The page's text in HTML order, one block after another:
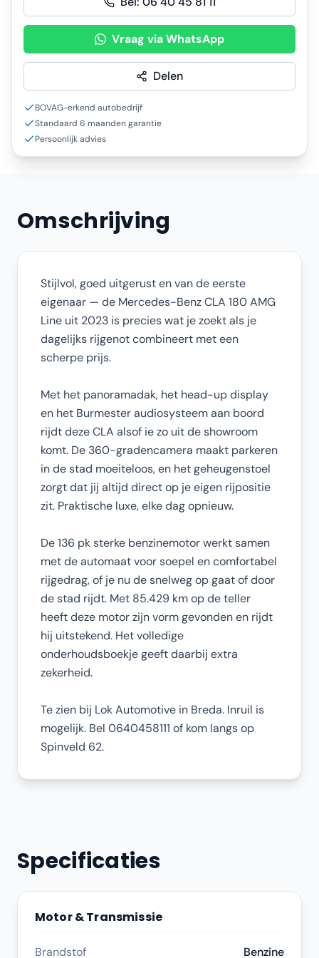
Vraag via WhatsApp
Delen
BOVAG-erkend autobedrijf
Standaard 6 maanden garantie
Persoonlijk advies
Omschrijving
Stijlvol, goed uitgerust en van de eerste
eigenaar — de Mercedes-Benz CLA 180 AMG
Line uit 2023 is precies wat je zoekt als je
dagelijks rijgenot combineert met een
scherpe prijs.
Met het panoramadak, het head-up display
en het Burmester audiosysteem aan boord
rijdt deze CLA alsof ie zo uit de showroom
komt. De 360-gradencamera maakt parkeren
in de stad moeiteloos, en het geheugenstoel
zorgt dat jij altijd direct op je eigen rijpositie
zit. Praktische luxe, elke dag opnieuw.
De 136 pk sterke benzinemotor werkt samen
met de automaat voor soepel en comfortabel
rijgedrag, of je nu de snelweg op gaat of door
de stad rijdt. Met 85.429 km op de teller
heeft deze motor zijn vorm gevonden en rijdt
hij uitstekend. Het volledige
onderhoudsboekje geeft daarbij extra
zekerheid.
Te zien bij Lok Automotive in Breda. Inruil is
mogelijk. Bel 0640458111 of kom langs op
Spinveld 62.
Specificaties
Motor & Transmissie
Brandstof Benzine